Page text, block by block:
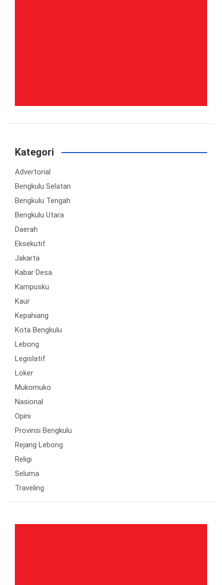
Kategori
Advertorial
Bengkulu Selatan
Bengkulu Tengah
Bengkulu Utara
Daerah
Eksekutif
Jakarta
Kabar Desa
Kampusku
Kaur
Kepahiang
Kota Bengkulu
Lebong
Legislatif
Loker
Mukomuko
Nasional
Opini
Provinsi Bengkulu
Rejang Lebong
Religi
Seluma
Traveling